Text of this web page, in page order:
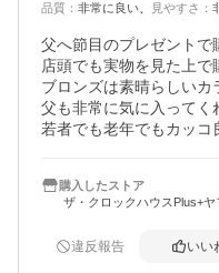
品質 ： 非常に良い 見やすさ ：
父へ節目のプレゼントで
店頭でも実物を見た上
ブロンズは素晴らしいカ
父も非常に気に入ってく
若者でも老年でもカッコ
購入したストア
ザ・クロックハウスPlus+ヤ
違反報告 いい